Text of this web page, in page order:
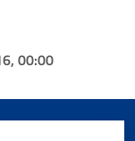
00:00